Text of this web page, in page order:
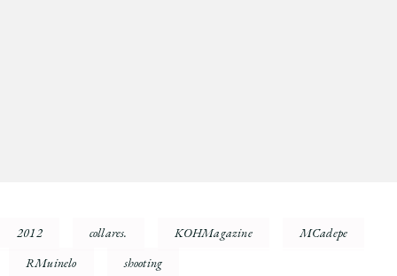
2012 collares. KOHMagazine
MCadepe
RMuinelo
shooting